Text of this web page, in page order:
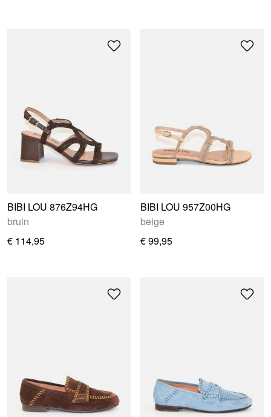
BIBI LOU 876Z94HG
bruin
€ 114,95
BIBI LOU 957Z00HG
beige
€ 99,95